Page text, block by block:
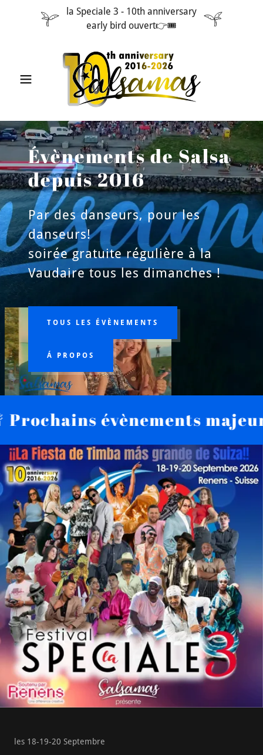
la Speciale 3 - 10th anniversary
early bird ouvert👉🎟️
Évènements de Salsa
depuis 2016
Par des danseurs, pour les
danseurs!
soirée gratuite régulière à la
Vaudaire tous les dimanches !
TOUS LES ÉVÈNEMENTS
Á PROPOS
évènements majeurs 🚨 ❗
les 18-19-20 Septembre